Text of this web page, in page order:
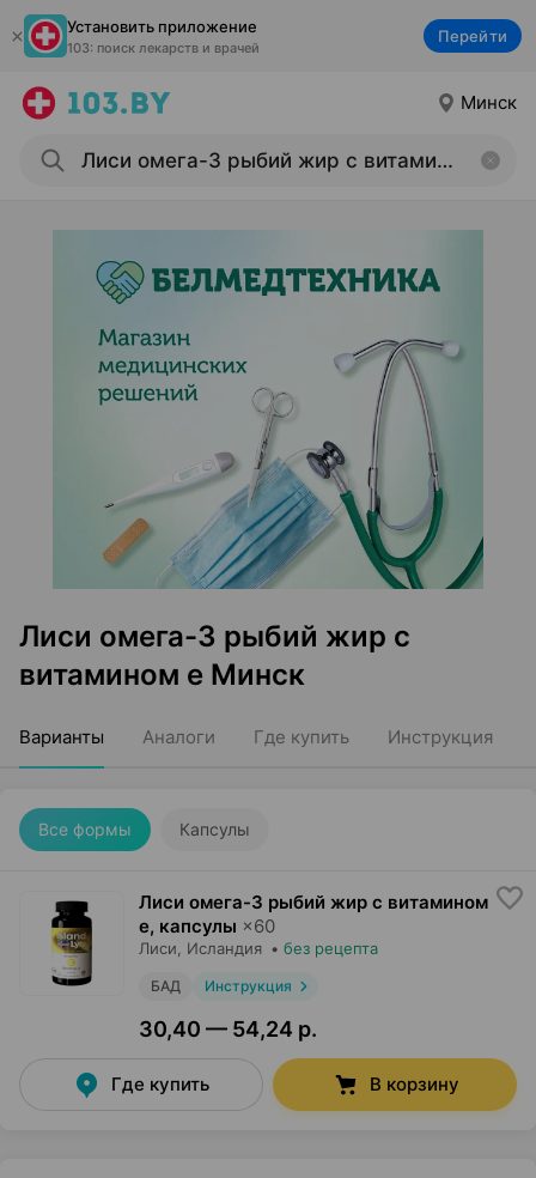
Установить приложение
103: поиск лекарств и врачей
Перейти
Минск
Лиси омега-3 рыбий жир с
витамином е Минск
Варианты Аналоги Где купить Инструкция
Все формы Капсулы
Лиси омега-3 рыбий жир с витамином
е, капсулы ×60
Лиси , Исландия • без рецепта
БАД Инструкция
30,40 — 54,24 р.
Где купить В корзину